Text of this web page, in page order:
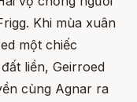
Khi mùa xuân
một chiếc
liền, Geirroed
cùng Agnar ra